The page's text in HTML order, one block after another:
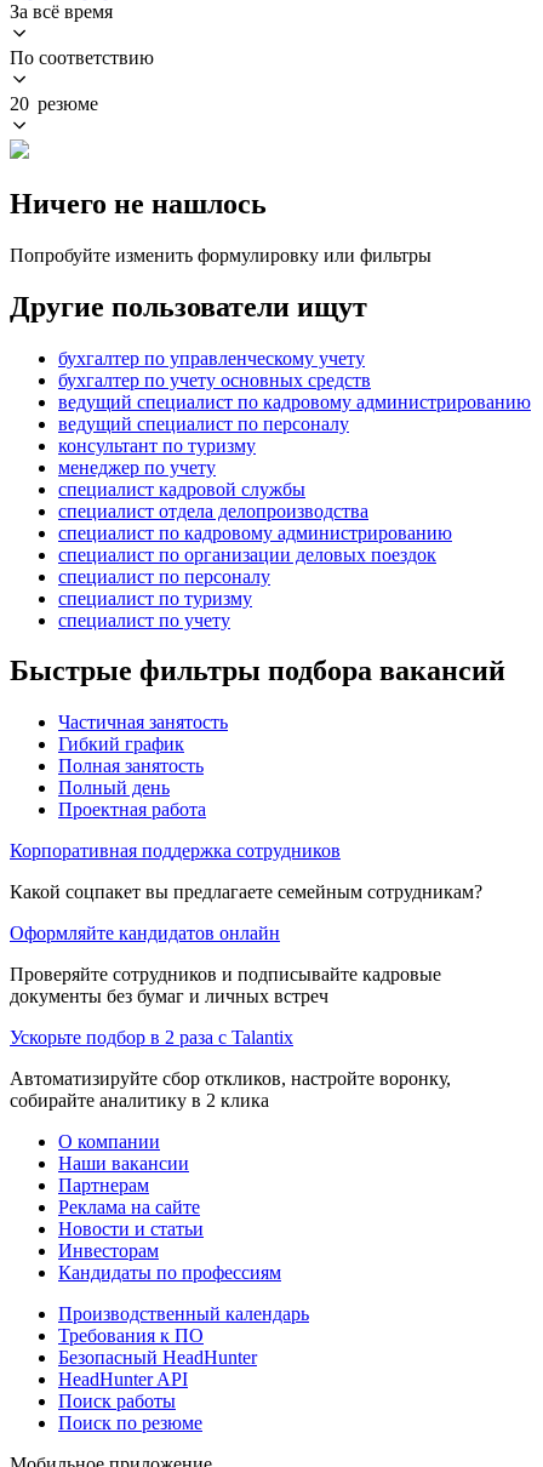
За всё время
По соответствию
20 резюме
Ничего не нашлось
Попробуйте изменить формулировку или фильтры
Другие пользователи ищут
бухгалтер по управленческому учету
бухгалтер по учету основных средств
ведущий специалист по кадровому администрированию
ведущий специалист по персоналу
консультант по туризму
менеджер по учету
специалист кадровой службы
специалист отдела делопроизводства
специалист по кадровому администрированию
специалист по организации деловых поездок
специалист по персоналу
специалист по туризму
специалист по учету
Быстрые фильтры подбора вакансий
Частичная занятость
Гибкий график
Полная занятость
Полный день
Проектная работа
Корпоративная поддержка сотрудников
Какой соцпакет вы предлагаете семейным сотрудникам?
Оформляйте кандидатов онлайн
Проверяйте сотрудников и подписывайте кадровые
документы без бумаг и личных встреч
Ускорьте подбор в 2 раза с Talantix
Автоматизируйте сбор откликов, настройте воронку,
собирайте аналитику в 2 клика
О компании
Наши вакансии
Партнерам
Реклама на сайте
Новости и статьи
Инвесторам
Кандидаты по профессиям
Производственный календарь
Требования к ПО
Безопасный HeadHunter
HeadHunter API
Поиск работы
Поиск по резюме